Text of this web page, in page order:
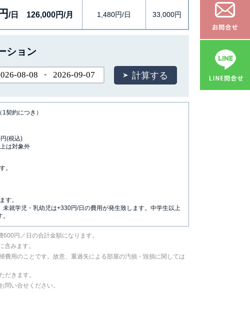
/日 126,000円/月 1,480円/日 33,000円
ション
-
契約につき）
(税込)
は対象外
。
す。
就学児・乳幼児は+330円/日の費用が発生致します。中学生以上
円／日の合計金額になります。
含みます。
費用のことです。故意、重過失による部屋の汚損・毀損に関しては
だきます。
問い合せください。